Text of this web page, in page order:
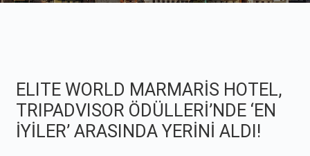
ELITE WORLD MARMARİS HOTEL,
TRIPADVISOR ÖDÜLLERİ’NDE ‘EN
İYİLER’ ARASINDA YERİNİ ALDI!